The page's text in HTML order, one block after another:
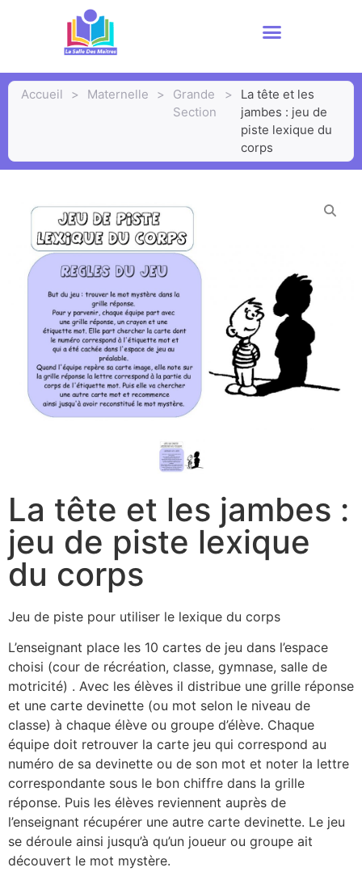
Accueil > Maternelle >
Grande
Section
>
La tête et les
jambes : jeu de
piste lexique du
corps
La tête et les jambes :
jeu de piste lexique
du corps
Jeu de piste pour utiliser le lexique du corps
L’enseignant place les 10 cartes de jeu dans l’espace
choisi (cour de récréation, classe, gymnase, salle de
motricité) . Avec les élèves il distribue une grille réponse
et une carte devinette (ou mot selon le niveau de
classe) à chaque élève ou groupe d’élève. Chaque
équipe doit retrouver la carte jeu qui correspond au
numéro de sa devinette ou de son mot et noter la lettre
correspondante sous le bon chiffre dans la grille
réponse. Puis les élèves reviennent auprès de
l’enseignant récupérer une autre carte devinette. Le jeu
se déroule ainsi jusqu’à qu’un joueur ou groupe ait
découvert le mot mystère.